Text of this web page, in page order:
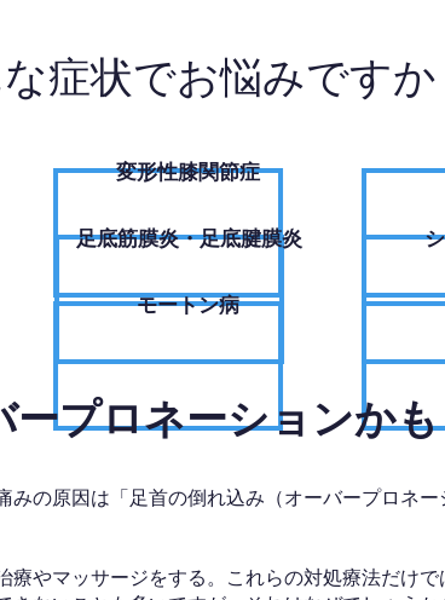
症状でお悩みですか
変形性膝関節症
足底筋膜炎・足底腱膜炎
モートン病
プロネーションかも
みの原因は「足首の倒れ込み（オーバープロネー
療やマッサージをする。これらの対処療法だけ